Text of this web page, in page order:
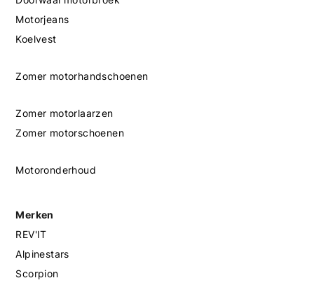
Motorjeans
Koelvest
Zomer motorhandschoenen
Zomer motorlaarzen
Zomer motorschoenen
Motoronderhoud
Merken
REV'IT
Alpinestars
Scorpion